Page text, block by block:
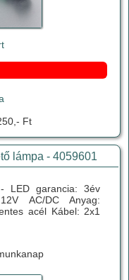
Ft
lámpa - 4059601
LED garancia: 3év
AC/DC Anyag:
acél Kábel: 2x1